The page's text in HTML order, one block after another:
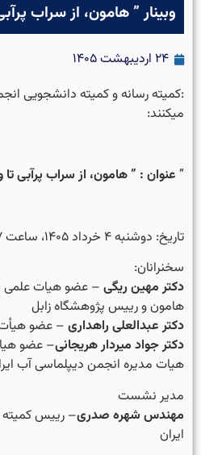
وبینار ” هامون، از سراب
۲۴ اردیبهشت ۱۴۰۵
:کمیته رسانه و کمیته دانشجویی
میکنند:
” عنوان : ” هامون، از سراب پرآبی
تاریخ: دوشنبه ۴ خرداد ۱۴۰۵، ساعت ۱۷
سخنرانان:
دکتر مهین ریگی – عضو هیات علمی
هامون و رییس پژوهشگاه زابل
دکتر عبدالعلی راهداری – عضو هیأت
دکتر جواد میردار هریجانی– عضو
هیات مدیره انجمن دیپلماسی آب
مدیر نشست
مهندس شهره صدری– رییس کمیته
ایران